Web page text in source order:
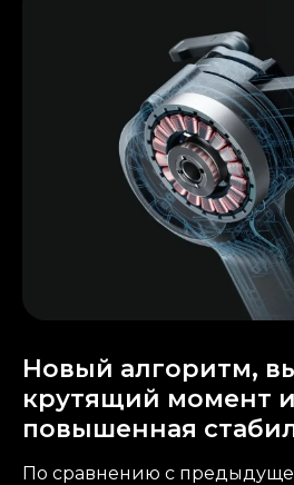
Новый алгоритм,
крутящий момент и
повышенная
По сравнению с